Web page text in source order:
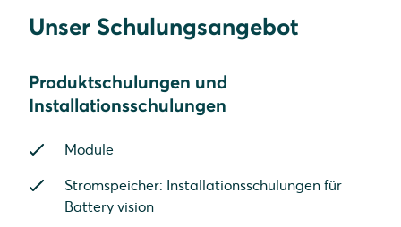
Unser Schulungsangebot
Produktschulungen und
Installationsschulungen
Module
Stromspeicher: Installationsschulungen für
Battery vision